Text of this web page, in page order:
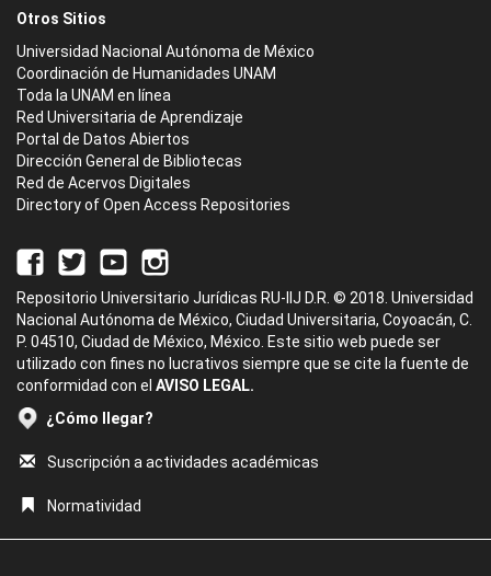
Otros Sitios
Universidad Nacional Autónoma de México
Coordinación de Humanidades UNAM
Toda la UNAM en línea
Red Universitaria de Aprendizaje
Portal de Datos Abiertos
Dirección General de Bibliotecas
Red de Acervos Digitales
Directory of Open Access Repositories
Repositorio Universitario Jurídicas RU-IIJ D.R. © 2018. Universidad
Nacional Autónoma de México, Ciudad Universitaria, Coyoacán, C.
P. 04510, Ciudad de México, México. Este sitio web puede ser
utilizado con fines no lucrativos siempre que se cite la fuente de
conformidad con el AVISO LEGAL.
¿Cómo llegar?
Suscripción a actividades académicas
Normatividad